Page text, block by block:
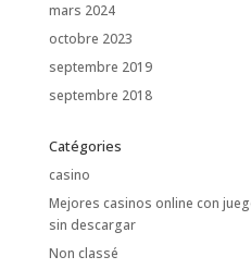
mars 2024
octobre 2023
septembre 2019
septembre 2018
Catégories
casino
Mejores casinos online con
sin descargar
Non classé